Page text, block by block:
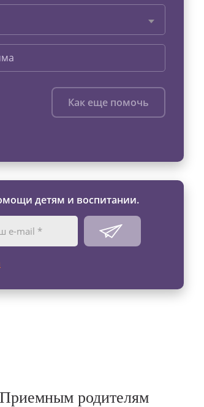
Как еще помочь
детям и воспитании.
Приемным родителям